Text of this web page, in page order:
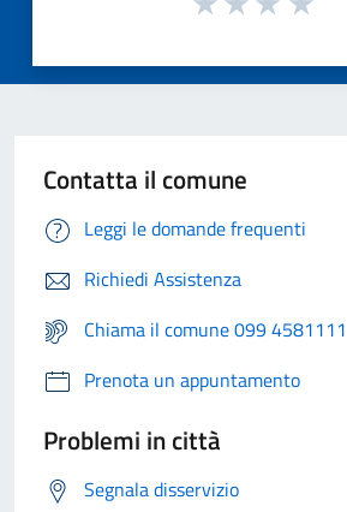
Contatta il comune
Leggi le domande frequenti
Richiedi Assistenza
Chiama il comune 099 4581111
Prenota un appuntamento
Problemi in città
Segnala disservizio